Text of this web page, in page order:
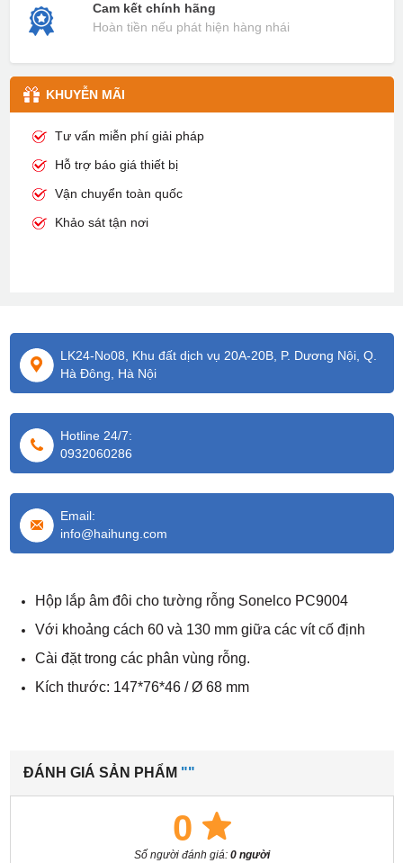
Cam kết chính hãng
Hoàn tiền nếu phát hiện hàng nhái
KHUYỄN MÃI
Tư vấn miễn phí giải pháp
Hỗ trợ báo giá thiết bị
Vận chuyển toàn quốc
Khảo sát tận nơi
LK24-No08, Khu đất dịch vụ 20A-20B, P. Dương Nội, Q.
Hà Đông, Hà Nội
Hotline 24/7:
0932060286
Email:
info@haihung.com
Hộp lắp âm đôi cho tường rỗng Sonelco PC9004
Với khoảng cách 60 và 130 mm giữa các vít cố định
Cài đặt trong các phân vùng rỗng.
Kích thước: 147*76*46 / Ø 68 mm
ĐÁNH GIÁ SẢN PHẨM ""
0
Số người đánh giá: 0 người